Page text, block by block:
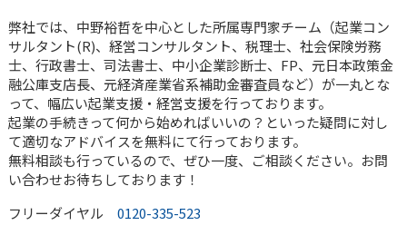
弊社では、中野裕哲を中心とした所属専門家チーム（起業コン
サルタント(R)、経営コンサルタント、税理士、社会保険労務
士、行政書士、司法書士、中小企業診断士、FP、元日本政策金
融公庫支店長、元経済産業省系補助金審査員など）が一丸とな
って、幅広い起業支援・経営支援を行っております。
起業の手続きって何から始めればいいの？といった疑問に対し
て適切なアドバイスを無料にて行っております。
無料相談も行っているので、ぜひ一度、ご相談ください。お問
い合わせお待ちしております！
フリーダイヤル 0120-335-523